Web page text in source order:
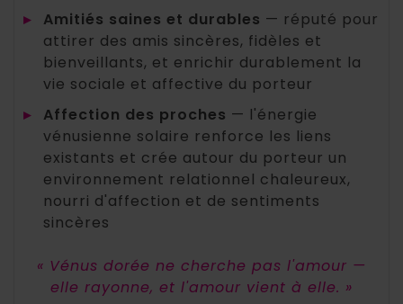
▸
Amitiés saines et durables — réputé pour
attirer des amis sincères, fidèles et
bienveillants, et enrichir durablement la
vie sociale et affective du porteur
▸
Affection des proches — l'énergie
vénusienne solaire renforce les liens
existants et crée autour du porteur un
environnement relationnel chaleureux,
nourri d'affection et de sentiments
sincères
« Vénus dorée ne cherche pas l'amour —
elle rayonne, et l'amour vient à elle. »